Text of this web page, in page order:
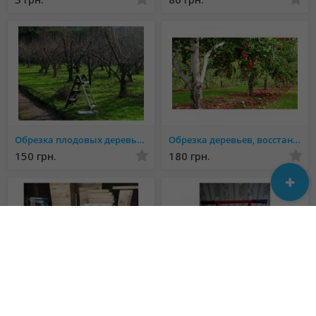
Обрезка плодовых деревьев
150 грн.
Обрезка деревьев, восстановление старых садов
180 грн.